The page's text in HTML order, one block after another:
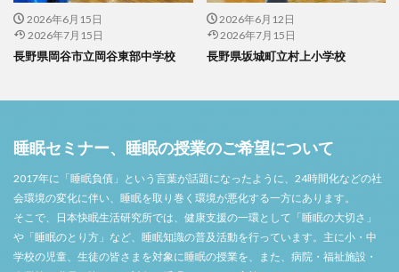
2026年6月15日
2026年7月15日
長野県岡谷市立岡谷東部中学校
2026年6月12日
2026年7月15日
長野県坂城町立村上小学校
睡眠セミナー、睡眠の授業のご希望について
2017年に「睡眠負債」という言葉が話題になったように、24時間化などの社
会環境の変化に伴い、睡眠を取り巻く環境が悪化する一方にあります。
そこで、日本快眠生活研究所では、健康支援の一環として「睡眠の大切さ」
や「睡眠のとり方」など、睡眠知識の普及活動を行っています。主に小・中
学校の児童、生徒の皆さまを対象に睡眠の授業を、また、病院・福祉施設・